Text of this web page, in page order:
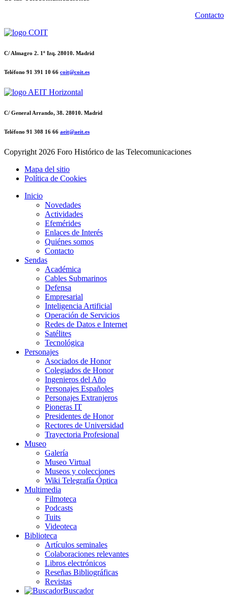
Contacto
C/ Almagro 2. 1º Izq. 28010. Madrid
Teléfono 91 391 10 66 coit@coit.es
C/ General Arrando, 38. 28010. Madrid
Teléfono 91 308 16 66 aeit@aeit.es
Copyright 2026 Foro Histórico de las Telecomunicaciones
Mapa del sitio
Política de Cookies
Inicio
Novedades
Actividades
Efemérides
Enlaces de Interés
Quiénes somos
Contacto
Sendas
Académica
Cables Submarinos
Defensa
Empresarial
Inteligencia Artificial
Operación de Servicios
Redes de Datos e Internet
Satélites
Tecnológica
Personajes
Asociados de Honor
Colegiados de Honor
Ingenieros del Año
Personajes Españoles
Personajes Extranjeros
Pioneras IT
Presidentes de Honor
Rectores de Universidad
Trayectoria Profesional
Museo
Galería
Museo Virtual
Museos y colecciones
Wiki Telegrafía Óptica
Multimedia
Filmoteca
Podcasts
Tuits
Videoteca
Biblioteca
Artículos seminales
Colaboraciones relevantes
Libros electrónicos
Reseñas Bibliográficas
Revistas
Buscador